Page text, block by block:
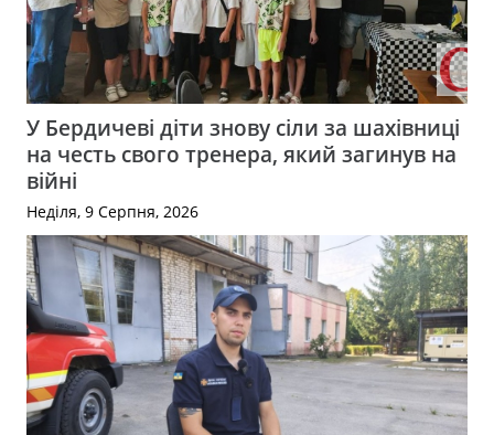
У Бердичеві діти знову сіли за шахівниці
на честь свого тренера, який загинув на
війні
Неділя, 9 Серпня, 2026